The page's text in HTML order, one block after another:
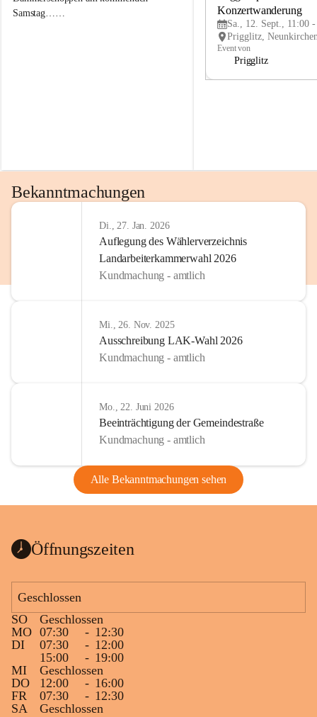
g
Samstag……
Konzertwanderung
Sa., 12. Sept., 11:00
Event von
Prigglitz
Bekanntmachungen
Di., 27. Jan. 2026
Auflegung des Wählerverzeichnis
Landarbeiterkammerwahl 2026
Kundmachung - amtlich
Mi., 26. Nov. 2025
Ausschreibung LAK-Wahl 2026
Kundmachung - amtlich
Mo., 22. Juni 2026
Beeinträchtigung der Gemeindestraße
Kundmachung - amtlich
Alle Bekanntmachungen sehen
Öffnungszeiten
Geschlossen
SO
Geschlossen
MO 07:30 - 12:30
DI
07:30 - 12:00
15:00
- 19:00
MI
Geschlossen
DO
12:00 - 16:00
FR
07:30 - 12:30
SA
Geschlossen